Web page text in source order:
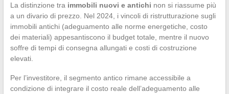
La distinzione tra immobili nuovi e antichi non si riassume più
a un divario di prezzo. Nel 2024, i vincoli di ristrutturazione sugli
immobili antichi (adeguamento alle norme energetiche, costo
dei materiali) appesantiscono il budget totale, mentre il nuovo
soffre di tempi di consegna allungati e costi di costruzione
elevati.
Per l’investitore, il segmento antico rimane accessibile a
condizione di integrare il costo reale dell’adeguamento alle